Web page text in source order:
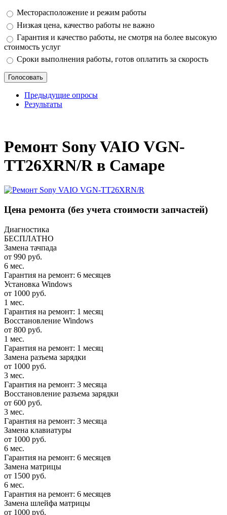
Варианты
Месторасположение и режим работы
Низкая цена, качество работы не важно
Гарантия и качество работы, не смотря на более высокую
стоимость услуг
Сроки выполнения работы, готов оплатить за скорость
Предыдущие опросы
Результаты
Ремонт Sony VAIO VGN-
TT26XRN/R в Самаре
Цена ремонта (без учета стоимости запчастей)
Диагностика
БЕСПЛАТНО
Замена тачпада
от 990 руб.
6 мес.
Гарантия на ремонт: 6 месяцев
Установка Windows
от 1000 руб.
1 мес.
Гарантия на ремонт: 1 месяц
Восстановление Windows
от 800 руб.
1 мес.
Гарантия на ремонт: 1 месяц
Замена разъема зарядки
от 1000 руб.
3 мес.
Гарантия на ремонт: 3 месяца
Восстановление разъема зарядки
от 600 руб.
3 мес.
Гарантия на ремонт: 3 месяца
Замена клавиатуры
от 1000 руб.
6 мес.
Гарантия на ремонт: 6 месяцев
Замена матрицы
от 1500 руб.
6 мес.
Гарантия на ремонт: 6 месяцев
Замена шлейфа матрицы
от 1000 руб.